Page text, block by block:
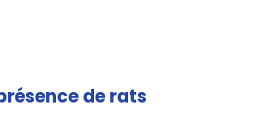
de rats